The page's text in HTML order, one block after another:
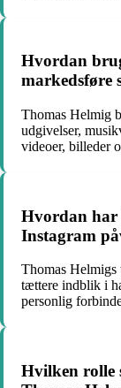
Hvordan
markedsføre
Thomas Helmig
udgivelser,
videoer, billeder
Hvordan har
Instagram
Thomas Helmigs
tættere indblik i
personlig
Hvilken rolle